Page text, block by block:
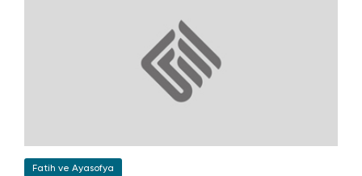
Fatih ve Ayasofya